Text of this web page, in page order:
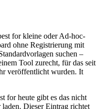
for kleine oder Ad-hoc-
ohne Registrierung mit
suchen –
Tool zurecht, für das seit
veröffentlicht wurden. It
for heute gibt es das nicht
Dieser Eintrag richtet